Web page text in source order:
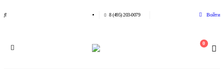
8 (495) 203-0079 Войти
0